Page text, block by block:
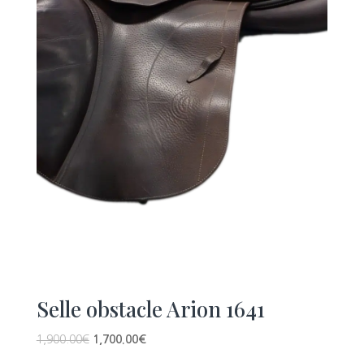
Selle obstacle Arion 1641
1,900.00€ 1,700.00€